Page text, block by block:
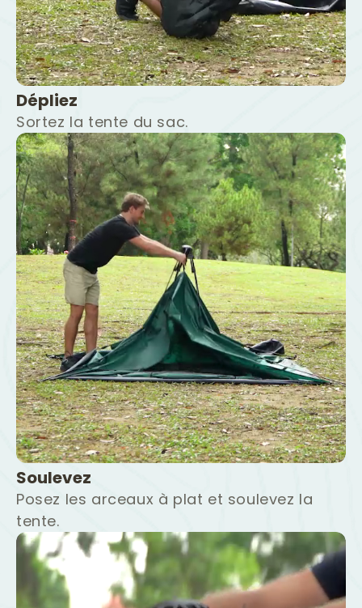
Dépliez
Sortez la tente du sac.
Soulevez
Posez les arceaux à plat et soulevez la
tente.